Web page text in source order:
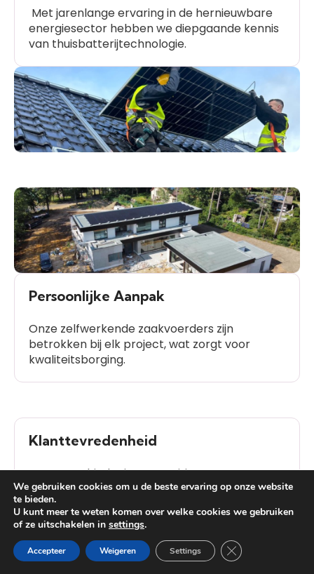
Met jarenlange ervaring in de hernieuwbare
energiesector hebben we diepgaande kennis
van thuisbatterijtechnologie.
Persoonlijke Aanpak
Onze zelfwerkende zaakvoerders zijn
betrokken bij elk project, wat zorgt voor
kwaliteitsborging.
Klanttevredenheid
Onze geschiedenis van positieve
klantbeoordelingen spreekt voor zich.
We gebruiken cookies om u de beste ervaring op onze website
te bieden.
U kunt meer te weten komen over welke cookies we gebruiken
of ze uitschakelen in settings.
Accepteer Weigeren Settings Close GDPR